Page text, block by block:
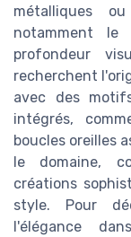
métalliques
notamment
profondeur
recherchent
avec des
intégrés,
boucles oreilles
le domaine,
créations
style. Pour
l'élégance